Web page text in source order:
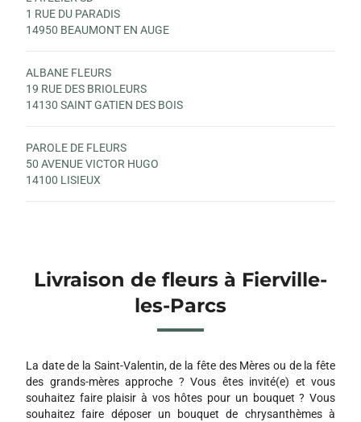
1 RUE DU PARADIS
14950 BEAUMONT EN AUGE
ALBANE FLEURS
19 RUE DES BRIOLEURS
14130 SAINT GATIEN DES BOIS
PAROLE DE FLEURS
50 AVENUE VICTOR HUGO
14100 LISIEUX
Livraison de fleurs à Fierville-
les-Parcs
La date de la Saint-Valentin, de la fête des Mères ou de la fête
des grands-mères approche ? Vous êtes invité(e) et vous
souhaitez faire plaisir à vos hôtes pour un bouquet ? Vous
souhaitez faire déposer un bouquet de chrysanthèmes à